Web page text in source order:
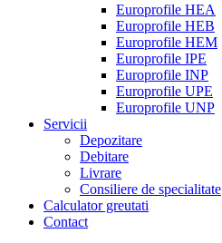
Europrofile HEA
Europrofile HEB
Europrofile HEM
Europrofile IPE
Europrofile INP
Europrofile UPE
Europrofile UNP
Servicii
Depozitare
Debitare
Livrare
Consiliere de specialitate
Calculator greutati
Contact